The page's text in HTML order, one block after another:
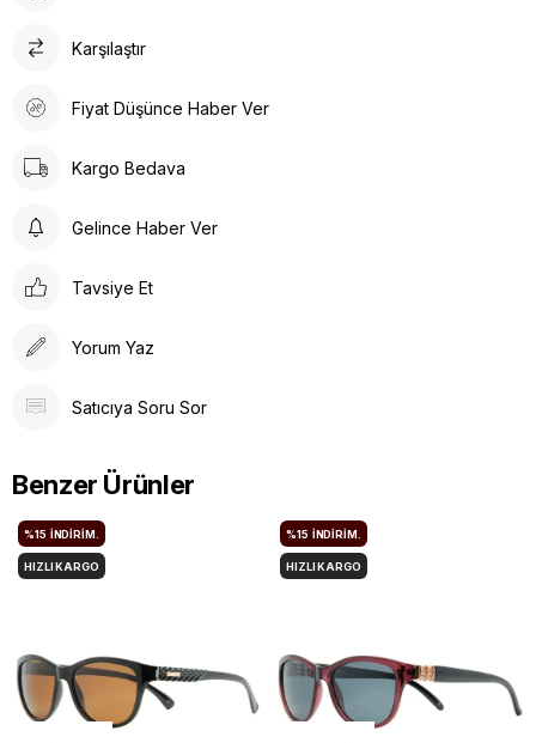
Karşılaştır
Fiyat Düşünce Haber Ver
Kargo Bedava
Gelince Haber Ver
Tavsiye Et
Yorum Yaz
Satıcıya Soru Sor
Benzer Ürünler
%15 İNDIRIM.
HIZLI KARGO
%15 İNDIRIM.
HIZLI KARGO